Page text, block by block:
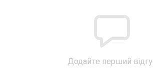
Додайте перший